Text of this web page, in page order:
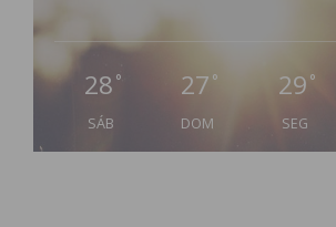
28 °
SÁB
27 °
DOM
29 °
SEG